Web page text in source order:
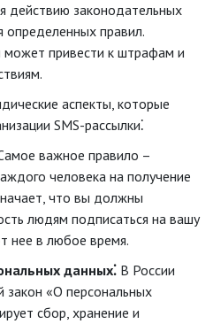
действию законодательных
правил.
привести к штрафам и
аспекты, которые
SMS-рассылки⁚
важное правило –
человека на получение
что вы должны
людям подписаться на вашу
нее в любое время.
данных⁚ В России
закон «О персональных
сбор, хранение и